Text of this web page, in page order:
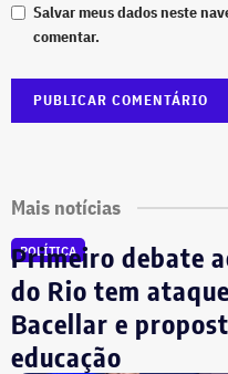
Salvar meus dados neste
comentar.
Mais notícias
POLÍTICA
Primeiro debate
do Rio tem
Bacellar e
educação